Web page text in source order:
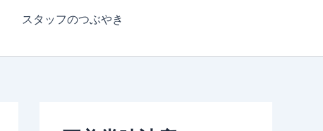
スタッフのつぶやき